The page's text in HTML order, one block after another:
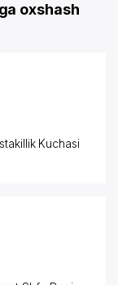
oxshash
Kuchasi